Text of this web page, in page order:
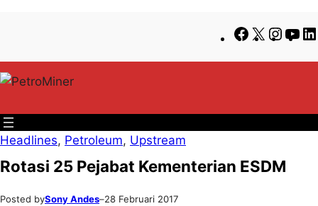
konten
content
Facebook
X
Headlines, Petroleum, Upstream
Rotasi 25 Pejabat Kementerian ESDM
Posted bySony Andes–28 Februari 2017